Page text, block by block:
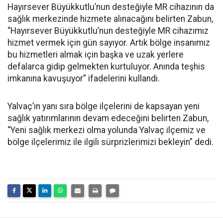
Hayırsever Büyükkutlu’nun desteğiyle MR cihazının da
sağlık merkezinde hizmete alınacağını belirten Zabun,
“Hayırsever Büyükkutlu’nun desteğiyle MR cihazımız
hizmet vermek için gün sayıyor. Artık bölge insanımız
bu hizmetleri almak için başka ve uzak yerlere
defalarca gidip gelmekten kurtuluyor. Anında teşhis
imkanına kavuşuyor” ifadelerini kullandı.
Yalvaç’ın yanı sıra bölge ilçelerini de kapsayan yeni
sağlık yatırımlarının devam edeceğini belirten Zabun,
“Yeni sağlık merkezi olma yolunda Yalvaç ilçemiz ve
bölge ilçelerimiz ile ilgili sürprizlerimizi bekleyin” dedi.